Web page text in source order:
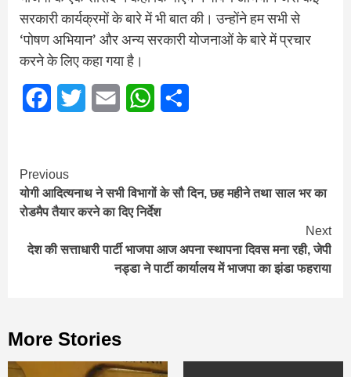
सरकारी कार्यक्रमों के बारे में भी बात की। उन्होंने हम सभी से
‘पोषण अभियान’ और अन्य सरकारी योजनाओं के बारे में प्रचार
करने के लिए कहा गया है।
FacebookTwitter Email WhatsApp
Continue
Reading
Previous
योगी आदित्यनाथ ने सभी विभागों के सौ दिन, छह महीने तथा साल भर का
रोडमैप तैयार करने का दिए निर्देश
Next
देश की सत्ताधारी पार्टी भाजपा आज अपना स्थापना दिवस मना रही, जेपी
नड्डा ने पार्टी कार्यालय में भाजपा का झंडा फहराया
More Stories